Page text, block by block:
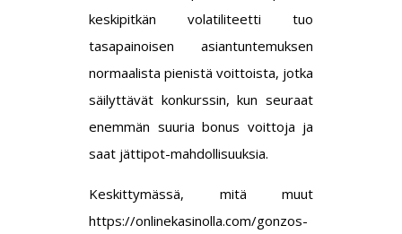
keskipitkän volatiliteetti tuo
tasapainoisen asiantuntemuksen
normaalista pienistä voittoista, jotka
säilyttävät konkurssin, kun seuraat
enemmän suuria bonus voittoja ja
saat jättipot-mahdollisuuksia.
Keskittymässä, mitä muut
https://onlinekasinolla.com/gonzos-